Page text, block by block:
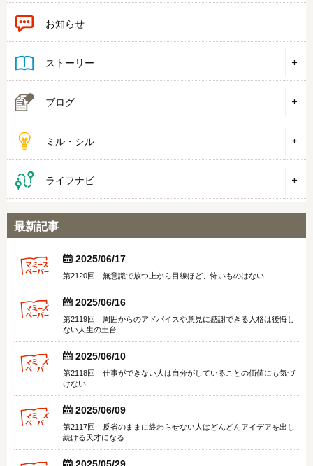
お知らせ
ストーリー
ブログ
ミル・シル
ライフナビ
最新記事
  2025/06/17
第2120回 無意識で放つ上から目線ほど、怖いものはない
  2025/06/16
第2119回 周囲からのアドバイスや意見に感謝できる人格は後悔し
ない人生の土台
  2025/06/10
第2118回 仕事ができない人は自分がしていることの価値にも気づ
けない
  2025/06/09
第2117回 反省のままに終わらせない人はどんどんアイデアを出し
続ける天才になる
 2025/05/29